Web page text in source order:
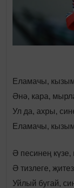
Еламачы,
Әнә, кара,
Ул да, ахры,
Еламачы,
Ә песинең
Ә тизлеге,
Уйлый бугай,